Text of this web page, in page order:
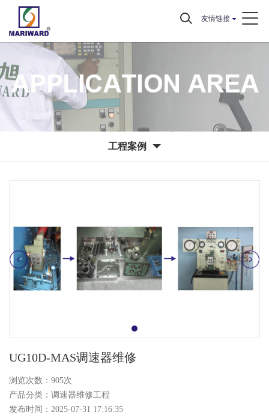
友情链接
工程案例
UG10D-MAS调速器维修
浏览次数：905次
产品分类：调速器维修工程
发布时间：2025-07-31 17:16:35